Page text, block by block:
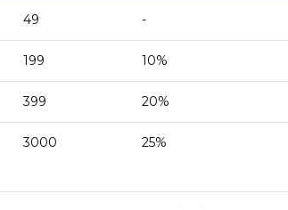
49 -
199 10%
399 20%
3000 25%